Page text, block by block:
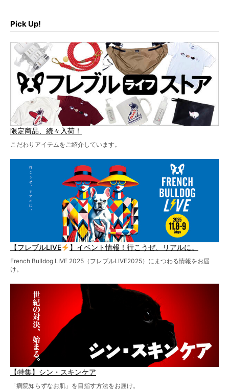
ど、内容盛りだくさんでお送りしていますので、最後まで
お見逃しなく！
Pick Up!
限定商品、続々入荷！
こだわりアイテムをご紹介しています。
【フレブルLIVE 】イベント情報！行こうぜ、リアルに。
French Bulldog LIVE 2025（フレブルLIVE2025）にまつわる情報をお届
け。
【特集】シン・スキンケア
「病院知らずなお肌」を目指す方法をお届け。